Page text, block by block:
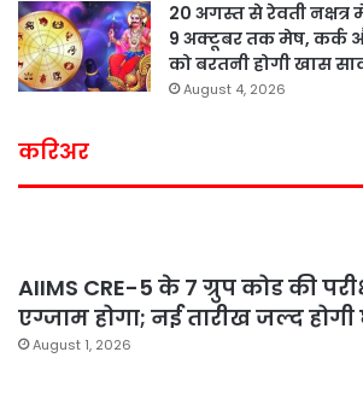
20 अगस्त से रेवती नक्षत्र
9 अक्टूबर तक मेष, कर्क
को बरतनी होगी खास
August 4, 2026
करिअर
AIIMS CRE-5 के 7 ग्रुप कोड की
एग्जाम होगा; नई तारीख जल्द होगी
August 1, 2026